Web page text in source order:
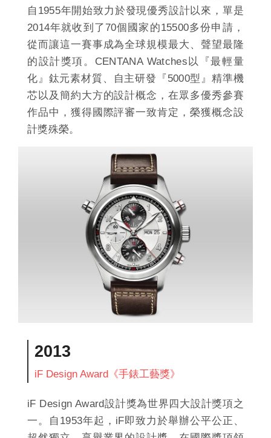
自1955年開始致力於發現優秀設計以來，單是
2014年就收到了70個國家的15500多份申請，
從而讓這一賽事成為全球規模最大、聲望最隆
的設計獎項。CENTANA Watches以『最輕量
化』鈦元素材質、自主研發『5000型』精準機
芯以及簡約大方的設計概念，在眾多優秀參賽
作品中，獲得國際評審一致肯定，榮獲概念設
計獎殊榮。
2013
iF Design Award《手錶工藝獎》
iF Design Award設計獎為世界四大設計獎項之
一。自1953年起，iF即致力於舉辦公平公正、